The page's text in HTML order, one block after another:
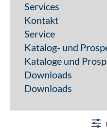
Services
Kontakt
Service
Katalog- und
Kataloge und
Downloads
Downloads